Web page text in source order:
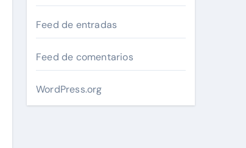
Feed de entradas
Feed de comentarios
WordPress.org